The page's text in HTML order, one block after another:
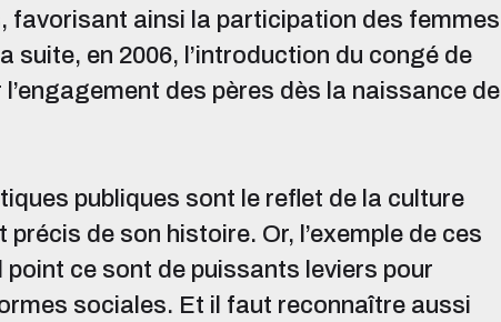
favorisant ainsi la participation des femmes
suite, en 2006, l’introduction du congé de
des pères dès la naissance de
publiques sont le reflet de la culture
précis de son histoire. Or, l’exemple de ces
ce sont de puissants leviers pour
sociales. Et il faut reconnaître aussi